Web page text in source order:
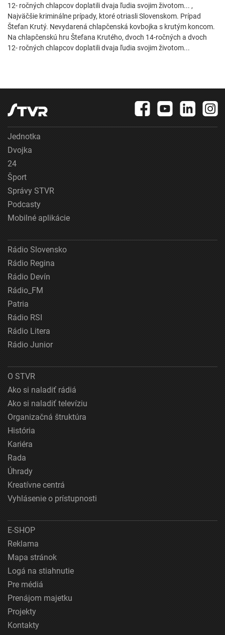
12- ročných chlapcov doplatili dvaja ľudia svojim životom... ,
Najväčšie kriminálne prípady, ktoré otriasli Slovenskom. Prípad
Štefan Krutý. Nevydarená chlapčenská kovbojka s krutým koncom.
Na chlapčenskú hru Štefana Krutého, dvoch 14-ročných a dvoch
12- ročných chlapcov doplatili dvaja ľudia svojim životom...
Jednotka
Dvojka
24
Šport
Správy STVR
Podcasty
Mobilné aplikácie
Rádio Slovensko
Rádio Regina
Rádio Devín
Rádio_FM
Patria
Rádio RSI
Rádio Litera
Rádio Junior
O STVR
Ako si naladiť rádiá
Ako si naladiť televíziu
Organizačná štruktúra
História
Kariéra
Rada
Úhrady
Kreatívne centrá
Vyhlásenie o prístupnosti
E-SHOP
Reklama
Mapa stránok
Logá na stiahnutie
Pre médiá
Prenájom majetku
Projekty
Kontakty